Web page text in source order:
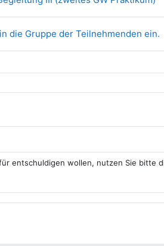
die Gruppe der Teilnehmenden ein.
entschuldigen wollen, nutzen Sie bitte